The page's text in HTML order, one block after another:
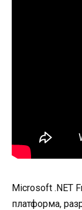
Microsoft .NET
платформа,